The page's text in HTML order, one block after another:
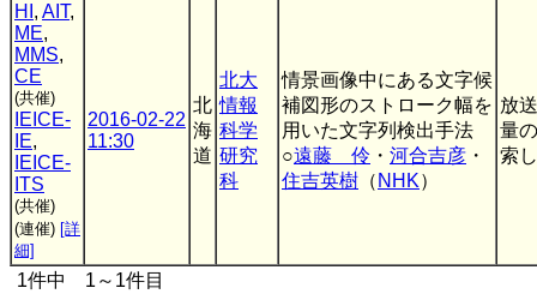
HI , AIT,
ME,
MMS,
CE
(共催)
IEICE-
IE,
IEICE-
ITS
(共催)
(連催) [詳
細]
2016-02-22
11:30
北
海
道
北大
情報
科学
研究
科
情景画像中にある文字候
補図形のストローク幅を
用いた文字列検出手法
○遠藤 伶 ・ 河合吉彦 ・
住吉英樹 （ NHK）
放
量
索
1件中 1～1件目